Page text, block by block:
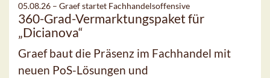
05.08.26 – Graef startet Fachhandelsoffensive
360-Grad-Vermarktungspaket für
„Dicianova“
Graef baut die Präsenz im Fachhandel mit
neuen PoS-Lösungen und